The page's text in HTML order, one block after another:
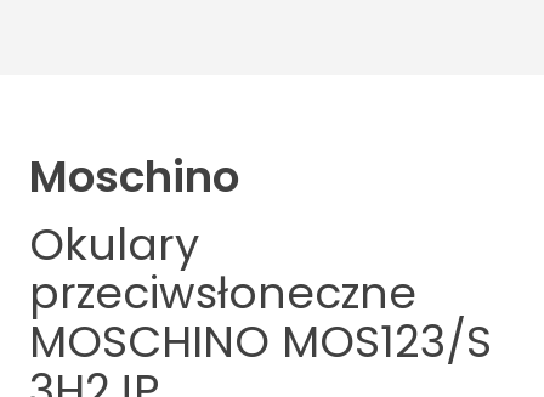
Moschino
Okulary
przeciwsłoneczne
MOSCHINO MOS123/S